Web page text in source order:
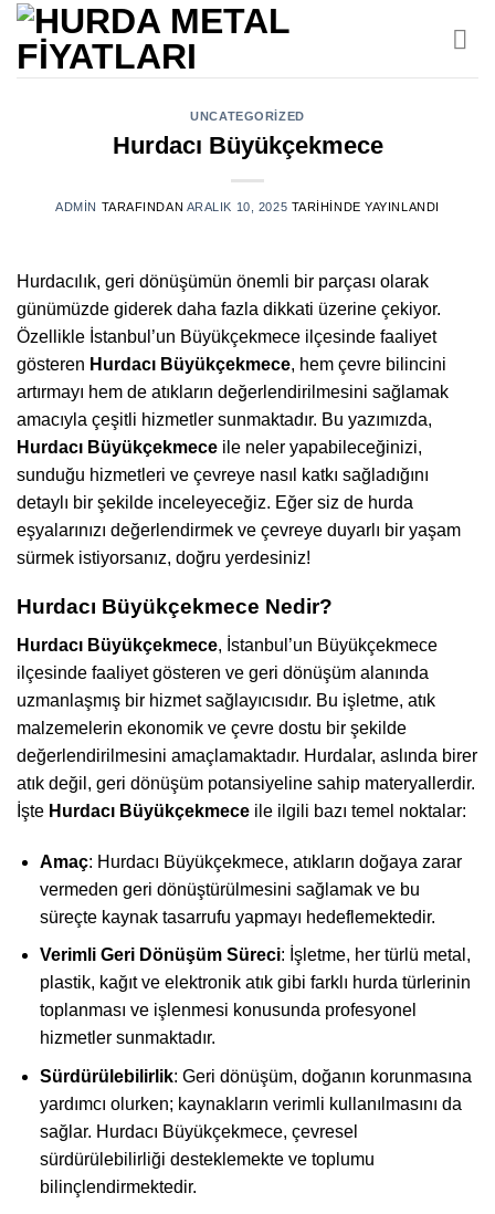
İçeriğe
atla
UNCATEGORIZED
Hurdacı Büyükçekmece
ADMIN TARAFINDAN ARALIK 10, 2025 TARIHINDE YAYINLANDI
Hurdacılık, geri dönüşümün önemli bir parçası olarak
günümüzde giderek daha fazla dikkati üzerine çekiyor.
Özellikle İstanbul’un Büyükçekmece ilçesinde faaliyet
gösteren Hurdacı Büyükçekmece, hem çevre bilincini
artırmayı hem de atıkların değerlendirilmesini sağlamak
amacıyla çeşitli hizmetler sunmaktadır. Bu yazımızda,
Hurdacı Büyükçekmece ile neler yapabileceğinizi,
sunduğu hizmetleri ve çevreye nasıl katkı sağladığını
detaylı bir şekilde inceleyeceğiz. Eğer siz de hurda
eşyalarınızı değerlendirmek ve çevreye duyarlı bir yaşam
sürmek istiyorsanız, doğru yerdesiniz!
Hurdacı Büyükçekmece Nedir?
Hurdacı Büyükçekmece, İstanbul’un Büyükçekmece
ilçesinde faaliyet gösteren ve geri dönüşüm alanında
uzmanlaşmış bir hizmet sağlayıcısıdır. Bu işletme, atık
malzemelerin ekonomik ve çevre dostu bir şekilde
değerlendirilmesini amaçlamaktadır. Hurdalar, aslında birer
atık değil, geri dönüşüm potansiyeline sahip materyallerdir.
İşte Hurdacı Büyükçekmece ile ilgili bazı temel noktalar:
Amaç: Hurdacı Büyükçekmece, atıkların doğaya zarar
vermeden geri dönüştürülmesini sağlamak ve bu
süreçte kaynak tasarrufu yapmayı hedeflemektedir.
Verimli Geri Dönüşüm Süreci: İşletme, her türlü metal,
plastik, kağıt ve elektronik atık gibi farklı hurda türlerinin
toplanması ve işlenmesi konusunda profesyonel
hizmetler sunmaktadır.
Sürdürülebilirlik: Geri dönüşüm, doğanın korunmasına
yardımcı olurken; kaynakların verimli kullanılmasını da
sağlar. Hurdacı Büyükçekmece, çevresel
sürdürülebilirliği desteklemekte ve toplumu
bilinçlendirmektedir.